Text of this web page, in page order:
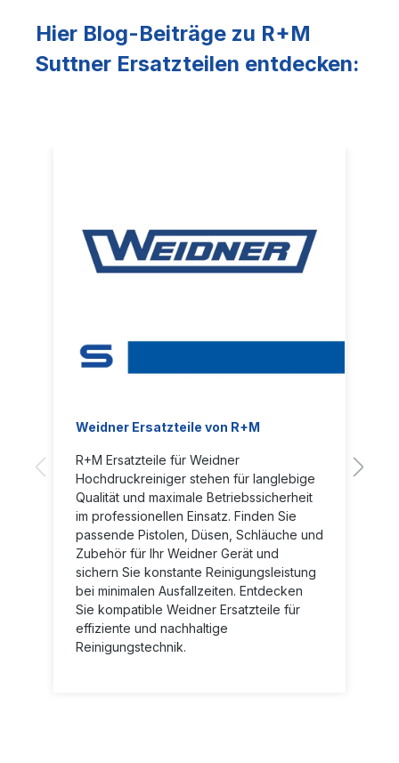
Hier Blog-Beiträge zu R+M
Suttner Ersatzteilen entdecken:
Weidner Ersatzteile von R+M
R+M Ersatzteile für Weidner
Hochdruckreiniger stehen für langlebige
Qualität und maximale Betriebssicherheit
im professionellen Einsatz. Finden Sie
passende Pistolen, Düsen, Schläuche und
Zubehör für Ihr Weidner Gerät und
sichern Sie konstante Reinigungsleistung
bei minimalen Ausfallzeiten. Entdecken
Sie kompatible Weidner Ersatzteile für
effiziente und nachhaltige
Reinigungstechnik.